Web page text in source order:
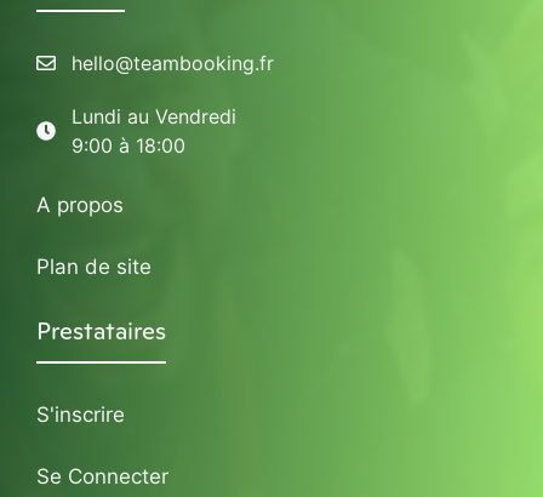
hello@teambooking.fr
Lundi au Vendredi
9:00 à 18:00
A propos
Plan de site
Prestataires
S'inscrire
Se Connecter